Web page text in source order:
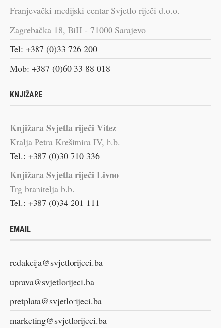
Franjevački medijski centar Svjetlo riječi d.o.o.
Zagrebačka 18, BiH - 71000 Sarajevo
Tel: +387 (0)33 726 200
Mob: +387 (0)60 33 88 018
KNJIŽARE
Knjižara Svjetla riječi Vitez
Kralja Petra Krešimira IV, b.b.
Tel.: +387 (0)30 710 336
Knjižara Svjetla riječi Livno
Trg branitelja b.b.
Tel.: +387 (0)34 201 111
EMAIL
redakcija@svjetlorijeci.ba
uprava@svjetlorijeci.ba
pretplata@svjetlorijeci.ba
marketing@svjetlorijeci.ba